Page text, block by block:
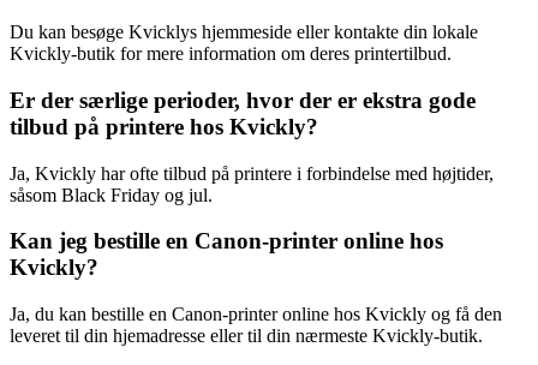
Du kan besøge Kvicklys hjemmeside eller kontakte din lokale
Kvickly-butik for mere information om deres printertilbud.
Er der særlige perioder, hvor der er ekstra gode
tilbud på printere hos Kvickly?
Ja, Kvickly har ofte tilbud på printere i forbindelse med højtider,
såsom Black Friday og jul.
Kan jeg bestille en Canon-printer online hos
Kvickly?
Ja, du kan bestille en Canon-printer online hos Kvickly og få den
leveret til din hjemadresse eller til din nærmeste Kvickly-butik.